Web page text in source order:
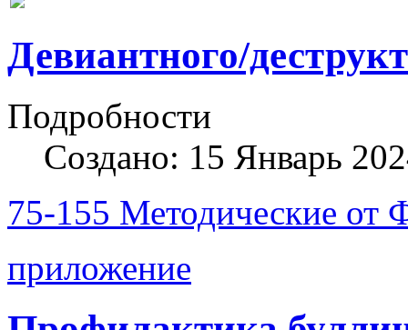
Девиантного/
Подробности
Создано: 15 Январь
75-155 Методические
приложение